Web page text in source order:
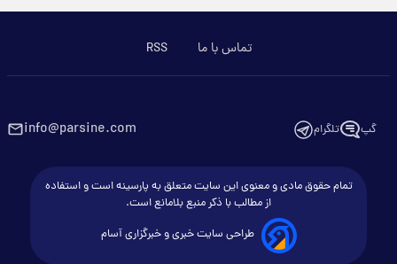
تماس با ما RSS
گپ تلگرام info@parsine.com
تمام حقوق مادی و معنوی این سایت متعلق به پارسینه است و استفاده
از مطالب با ذکر منبع بلامانع است.
طراحی سایت خبری و خبرگزاری آسام